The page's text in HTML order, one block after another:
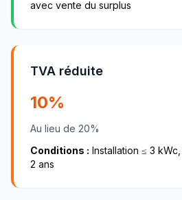
avec vente du surplus
TVA réduite
10%
Au lieu de 20%
Conditions : Installation ≤ 3
2 ans